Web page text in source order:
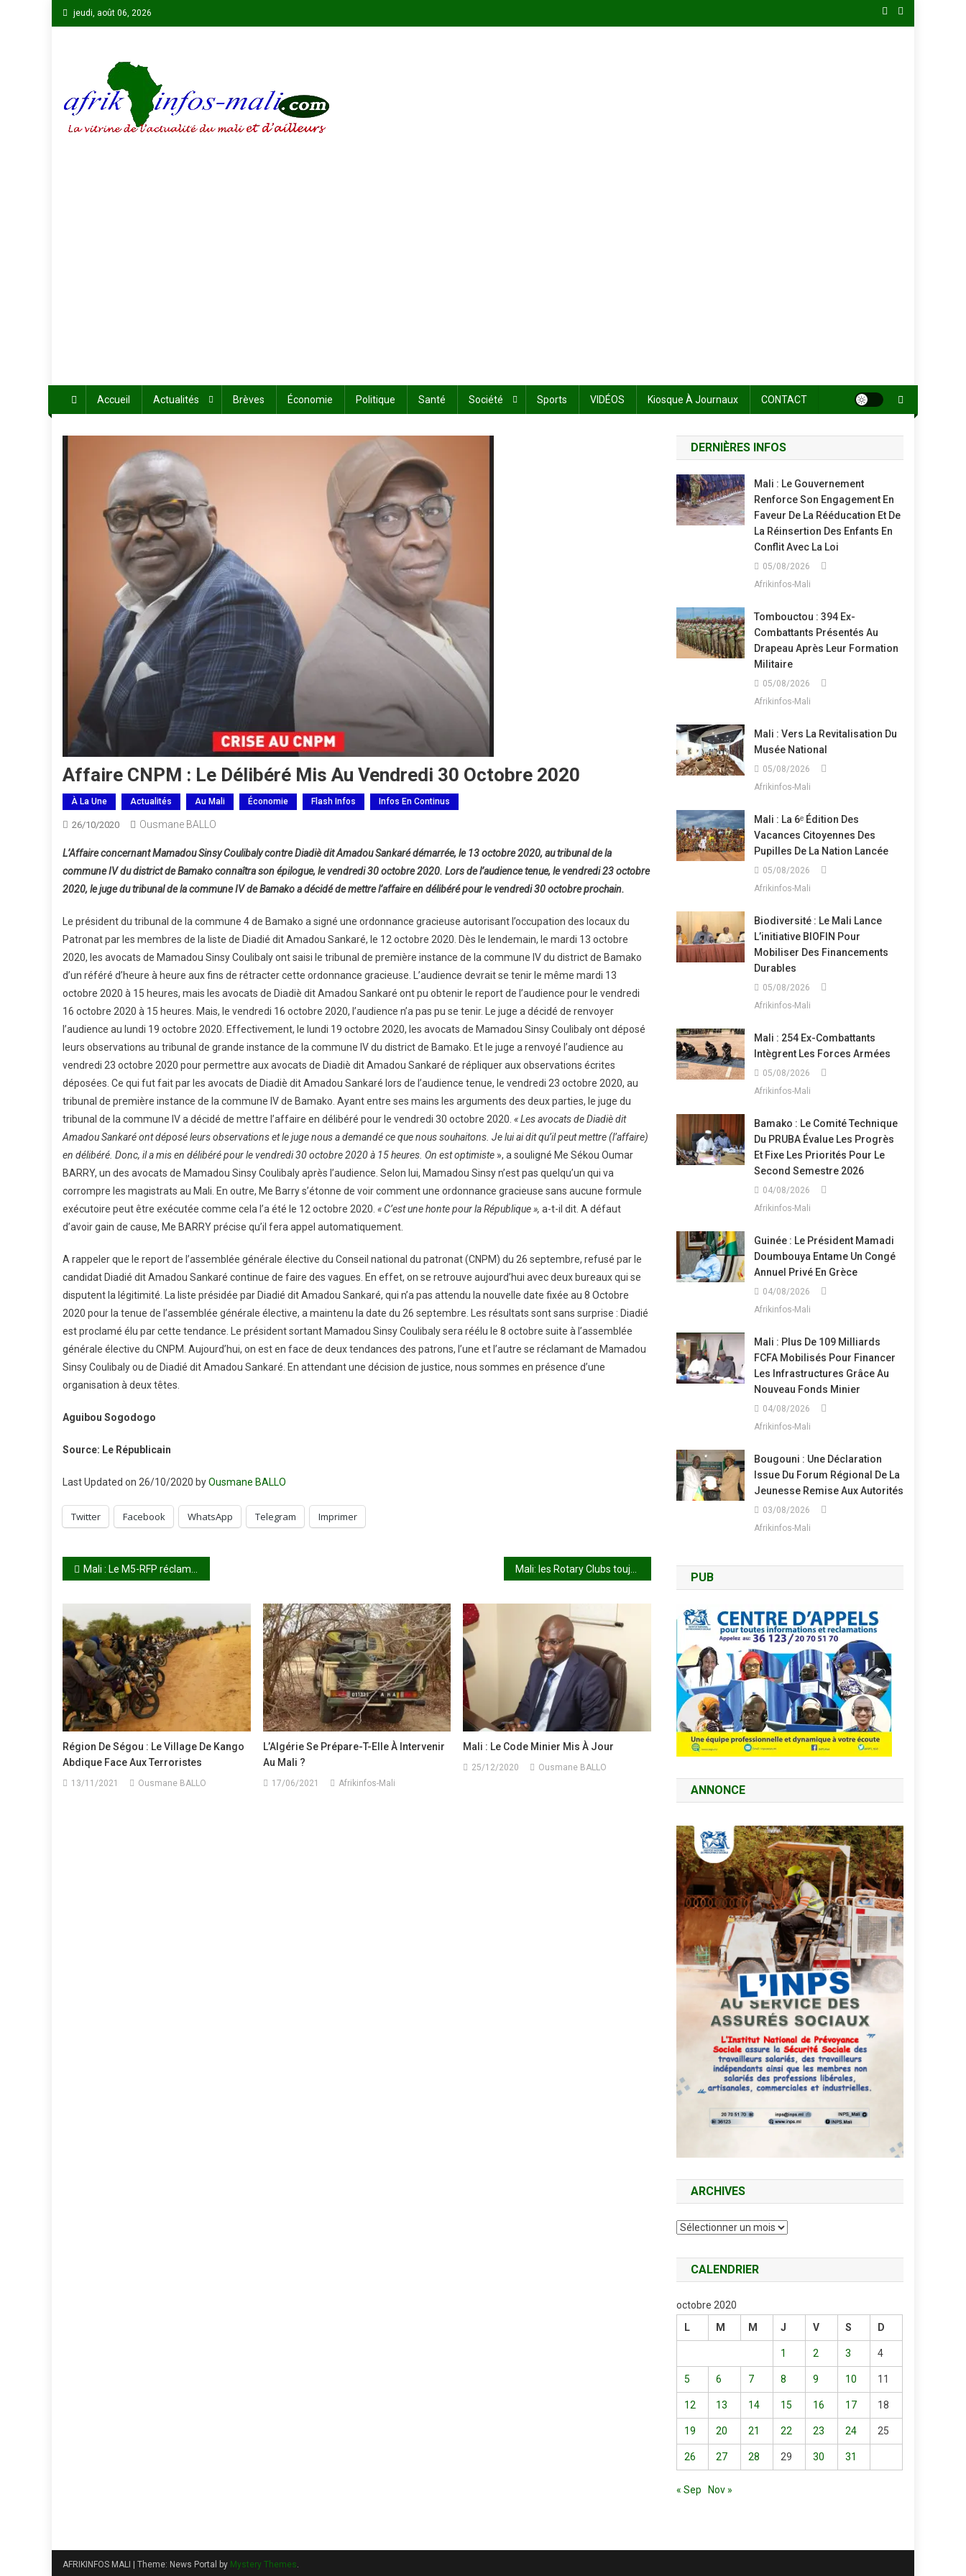
Skip
to
jeudi, août 06, 2026
Accueil Actualités Brèves Économie Politique Santé Société Sports VIDÉOS Kiosque À Journaux CONTACT
Affaire CNPM : Le Délibéré Mis Au Vendredi 30 Octobre 2020
À La Une Actualités Au Mali Économie Flash Infos Infos En Continus
26/10/2020 Ousmane BALLO
L’Affaire concernant Mamadou Sinsy Coulibaly contre Diadiè dit Amadou Sankaré démarrée, le 13 octobre 2020, au tribunal de la
commune IV du district de Bamako connaîtra son épilogue, le vendredi 30 octobre 2020. Lors de l’audience tenue, le vendredi 23 octobre
2020, le juge du tribunal de la commune IV de Bamako a décidé de mettre l’affaire en délibéré pour le vendredi 30 octobre prochain.
Le président du tribunal de la commune 4 de Bamako a signé une ordonnance gracieuse autorisant l’occupation des locaux du
Patronat par les membres de la liste de Diadié dit Amadou Sankaré, le 12 octobre 2020. Dès le lendemain, le mardi 13 octobre
2020, les avocats de Mamadou Sinsy Coulibaly ont saisi le tribunal de première instance de la commune IV du district de Bamako
d’un référé d’heure à heure aux fins de rétracter cette ordonnance gracieuse. L’audience devrait se tenir le même mardi 13
octobre 2020 à 15 heures, mais les avocats de Diadiè dit Amadou Sankaré ont pu obtenir le report de l’audience pour le vendredi
16 octobre 2020 à 15 heures. Mais, le vendredi 16 octobre 2020, l’audience n’a pas pu se tenir. Le juge a décidé de renvoyer
l’audience au lundi 19 octobre 2020. Effectivement, le lundi 19 octobre 2020, les avocats de Mamadou Sinsy Coulibaly ont déposé
leurs observations au tribunal de grande instance de la commune IV du district de Bamako. Et le juge a renvoyé l’audience au
vendredi 23 octobre 2020 pour permettre aux avocats de Diadiè dit Amadou Sankaré de répliquer aux observations écrites
déposées. Ce qui fut fait par les avocats de Diadiè dit Amadou Sankaré lors de l’audience tenue, le vendredi 23 octobre 2020, au
tribunal de première instance de la commune IV de Bamako. Ayant entre ses mains les arguments des deux parties, le juge du
tribunal de la commune IV a décidé de mettre l’affaire en délibéré pour le vendredi 30 octobre 2020. « Les avocats de Diadiè dit
Amadou Sankaré ont déposé leurs observations et le juge nous a demandé ce que nous souhaitons. Je lui ai dit qu’il peut mettre (l’affaire)
en délibéré. Donc, il a mis en délibéré pour le vendredi 30 octobre 2020 à 15 heures. On est optimiste », a souligné Me Sékou Oumar
BARRY, un des avocats de Mamadou Sinsy Coulibaly après l’audience. Selon lui, Mamadou Sinsy n’est pas quelqu’un qui va
corrompre les magistrats au Mali. En outre, Me Barry s’étonne de voir comment une ordonnance gracieuse sans aucune formule
exécutoire peut être exécutée comme cela l’a été le 12 octobre 2020. « C’est une honte pour la République », a-t-il dit. A défaut
d’avoir gain de cause, Me BARRY précise qu’il fera appel automatiquement.
A rappeler que le report de l’assemblée générale élective du Conseil national du patronat (CNPM) du 26 septembre, refusé par le
candidat Diadié dit Amadou Sankaré continue de faire des vagues. En effet, on se retrouve aujourd’hui avec deux bureaux qui se
disputent la légitimité. La liste présidée par Diadié dit Amadou Sankaré, qui n’a pas attendu la nouvelle date fixée au 8 Octobre
2020 pour la tenue de l’assemblée générale élective, a maintenu la date du 26 septembre. Les résultats sont sans surprise : Diadié
est proclamé élu par cette tendance. Le président sortant Mamadou Sinsy Coulibaly sera réélu le 8 octobre suite à l’assemblée
générale élective du CNPM. Aujourd’hui, on est en face de deux tendances des patrons, l’une et l’autre se réclamant de Mamadou
Sinsy Coulibaly ou de Diadié dit Amadou Sankaré. En attendant une décision de justice, nous sommes en présence d’une
organisation à deux têtes.
Aguibou Sogodogo
Source: Le Républicain
Last Updated on 26/10/2020 byOusmane BALLO
Twitter Facebook WhatsApp Telegram Imprimer
Navigation
de
l’article
Mali : Le M5-RFP réclame la présidence et le quart des membres du Conseil national de Transition
Région De Ségou : Le Village De Kango
Abdique Face Aux Terroristes
13/11/2021 Ousmane BALLO
L’Algérie Se Prépare-T-Elle À Intervenir
Au Mali ?
17/06/2021 Afrikinfos-Mali
Mali : Le Code Minier Mis À Jour
25/12/2020 Ousmane BALLO
DERNIÈRES INFOS
Mali : Le Gouvernement
Renforce Son Engagement En
Faveur De La Rééducation Et De
La Réinsertion Des Enfants En
Conflit Avec La Loi
05/08/2026
Afrikinfos-Mali
Tombouctou : 394 Ex-
Combattants Présentés Au
Drapeau Après Leur Formation
Militaire
05/08/2026
Afrikinfos-Mali
Mali : Vers La Revitalisation Du
Musée National
05/08/2026
Afrikinfos-Mali
Mali : La 6ᵉ Édition Des
Vacances Citoyennes Des
Pupilles De La Nation Lancée
05/08/2026
Afrikinfos-Mali
Biodiversité : Le Mali Lance
L’initiative BIOFIN Pour
Mobiliser Des Financements
Durables
05/08/2026
Afrikinfos-Mali
Mali : 254 Ex-Combattants
Intègrent Les Forces Armées
05/08/2026
Afrikinfos-Mali
Bamako : Le Comité Technique
Du PRUBA Évalue Les Progrès
Et Fixe Les Priorités Pour Le
Second Semestre 2026
04/08/2026
Afrikinfos-Mali
Guinée : Le Président Mamadi
Doumbouya Entame Un Congé
Annuel Privé En Grèce
04/08/2026
Afrikinfos-Mali
Mali : Plus De 109 Milliards
FCFA Mobilisés Pour Financer
Les Infrastructures Grâce Au
Nouveau Fonds Minier
04/08/2026
Afrikinfos-Mali
Bougouni : Une Déclaration
Issue Du Forum Régional De La
Jeunesse Remise Aux Autorités
03/08/2026
Afrikinfos-Mali
PUB
ANNONCE
ARCHIVES
Archives
CALENDRIER
octobre 2020
L
M M J V S D
1 2 3 4
5 6 7 8 9 10 11
12 13 14 15 16 17 18
19 20 21 22 23 24 25
26 27 28 29 30 31
« Sep Nov »
AFRIKINFOS MALI | Theme: News Portal by Mystery Themes